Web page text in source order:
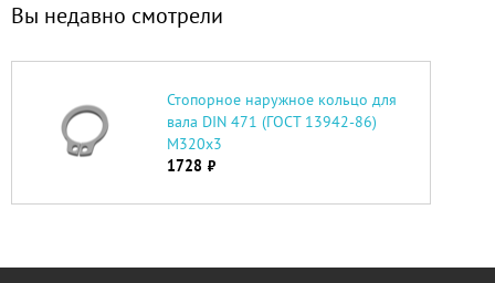
Вы недавно смотрели
Стопорное наружное кольцо для
вала DIN 471 (ГОСТ 13942-86)
М320х3
1728 руб.